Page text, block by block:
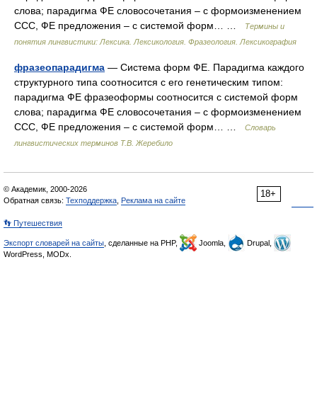
слова; парадигма ФЕ словосочетания – с формоизменением
ССС, ФЕ предложения – с системой форм… …
Термины и
понятия лингвистики: Лексика. Лексикология. Фразеология. Лексикография
фразеопарадигма — Система форм ФЕ. Парадигма каждого
структурного типа соотносится с его генетическим типом:
парадигма ФЕ фразеоформы соотносится с системой форм
слова; парадигма ФЕ словосочетания – с формоизменением
ССС, ФЕ предложения – с системой форм… …
Словарь
лингвистических терминов Т.В. Жеребило
18+
© Академик, 2000-2026
Обратная связь: Техподдержка Реклама на сайте
👣 Путешествия
Экспорт словарей на сайты , сделанные на PHP, Joomla,
Drupal,
WordPress, MODx.